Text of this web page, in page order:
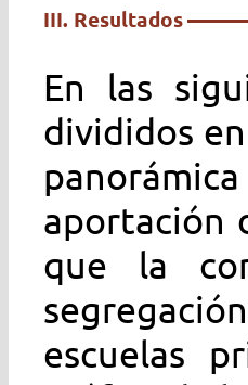
III. Resultados
En las
divididos
aportación
que la
escuelas